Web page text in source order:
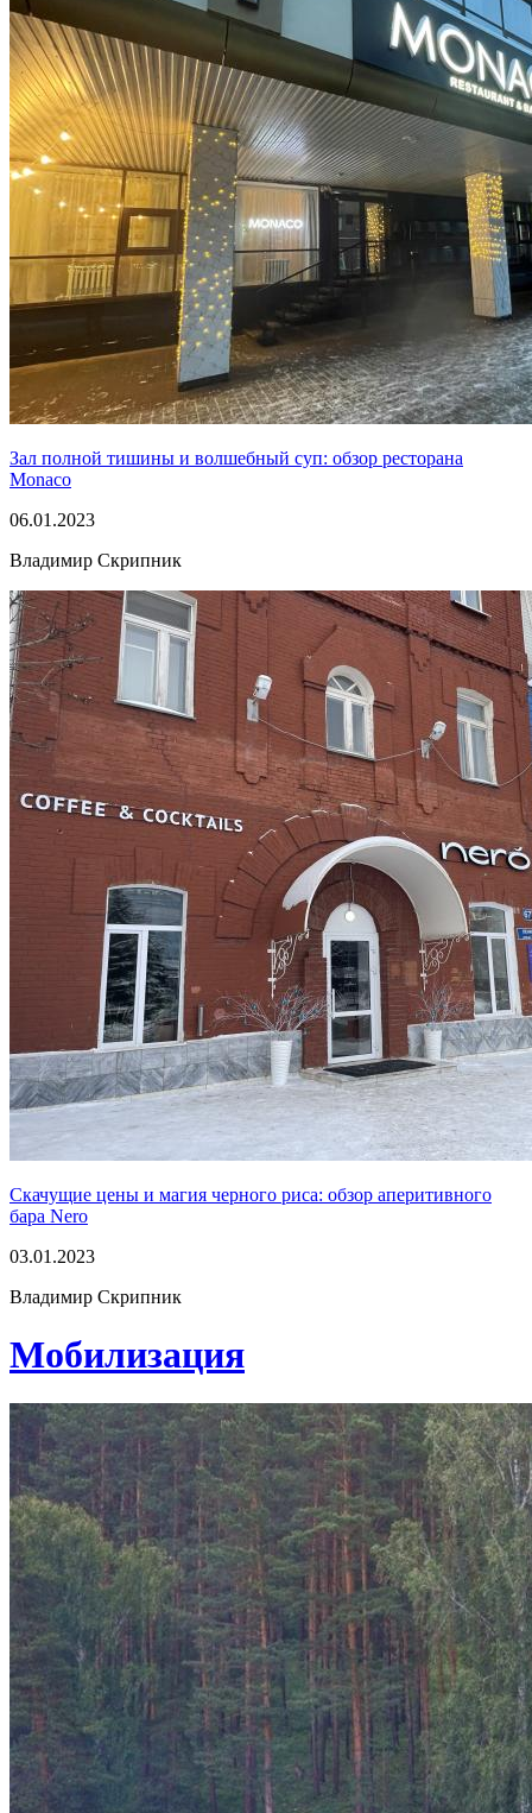
Зал полной тишины и волшебный суп: обзор ресторана
Monaco
06.01.2023
Владимир Скрипник
Скачущие цены и магия черного риса: обзор аперитивного
бара Nero
03.01.2023
Владимир Скрипник
Мобилизация